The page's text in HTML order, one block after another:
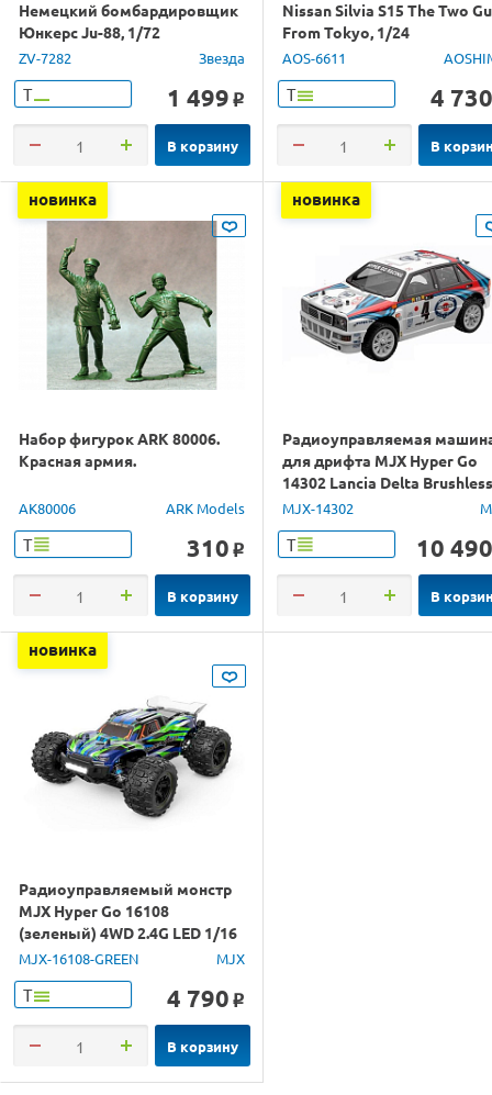
Немецкий бомбардировщик
Юнкерс Ju-88, 1/72
ZV-7282 Звезда
Т 1 499 o
В корзину
Nissan Silvia S15 The Two
From Tokyo, 1/24
AOS-6611
Т 4 730
В
новинка
Набор фигурок ARK 80006.
Красная армия.
AK80006 ARK Models
Т 310 o
В корзину
новинка
Радиоуправляемая
для дрифта MJX Hyper Go
14302 Lancia Delta Brushless
4WD 2.4G LED 1/14 RTR
MJX-14302
Т 10 490
В
новинка
Радиоуправляемый монстр
MJX Hyper Go 16108
(зеленый) 4WD 2.4G LED 1/16
RTR
MJX-16108-GREEN MJX
Т 4 790 o
В корзину